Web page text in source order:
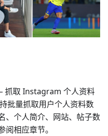
抓取 Instagram 个人资料
批量抓取用户个人资料数
、个人简介、网站、帖子数
相应章节。